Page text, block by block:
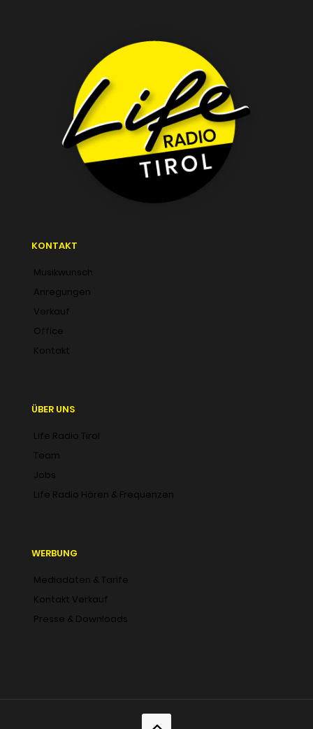
KONTAKT
Musikwunsch
Anregungen
Verkauf
Office
Kontakt
ÜBER UNS
Life Radio Tirol
Team
Jobs
Life Radio Hören & Frequenzen
WERBUNG
Mediadaten & Tarife
Kontakt Verkauf
Presse & Downloads